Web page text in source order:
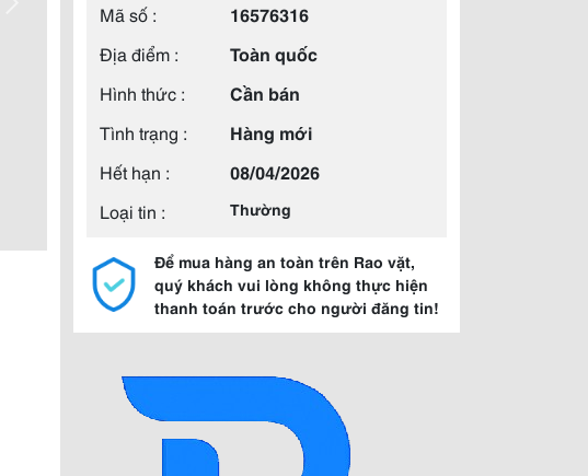
Mã số :
16576316
Địa điểm :
Toàn quốc
Hình thức :
Cần bán
Tình trạng :
Hàng mới
Hết hạn :
08/04/2026
Loại tin :
Thường
Để mua hàng an toàn trên Rao vặt,
quý khách vui lòng không thực hiện
thanh toán trước cho người đăng tin!